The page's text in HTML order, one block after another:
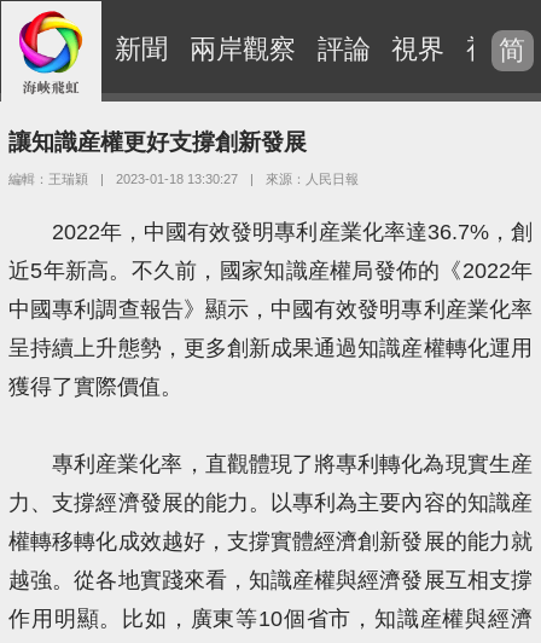
新聞 兩岸觀察 評論 視界 視頻
简
讓知識産權更好支撐創新發展
編輯：王瑞穎 | 2023-01-18 13:30:27 | 來源：人民日報
2022年，中國有效發明專利産業化率達36.7%，創
近5年新高。不久前，國家知識産權局發佈的《2022年
中國專利調查報告》顯示，中國有效發明專利産業化率
呈持續上升態勢，更多創新成果通過知識産權轉化運用
獲得了實際價值。
專利産業化率，直觀體現了將專利轉化為現實生産
力、支撐經濟發展的能力。以專利為主要內容的知識産
權轉移轉化成效越好，支撐實體經濟創新發展的能力就
越強。從各地實踐來看，知識産權與經濟發展互相支撐
作用明顯。比如，廣東等10個省市，知識産權與經濟